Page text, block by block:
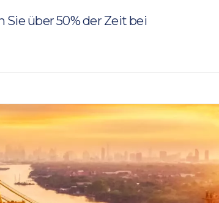
Sie über 50% der Zeit bei